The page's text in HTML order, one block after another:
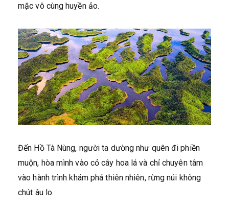
mặc vô cùng huyền ảo.
Đến Hồ Tà Nùng, người ta dường như quên đi phiền
muộn, hòa mình vào cỏ cây hoa lá và chỉ chuyên tâm
vào hành trình khám phá thiên nhiên, rừng núi không
chút âu lo.